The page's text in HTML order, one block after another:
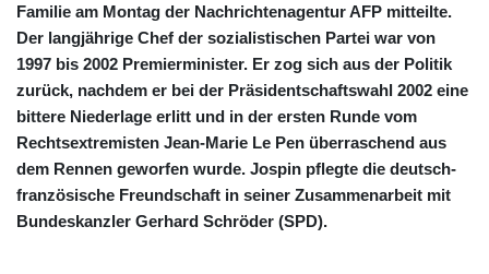
Familie am Montag der Nachrichtenagentur AFP mitteilte.
Der langjährige Chef der sozialistischen Partei war von
1997 bis 2002 Premierminister. Er zog sich aus der Politik
zurück, nachdem er bei der Präsidentschaftswahl 2002 eine
bittere Niederlage erlitt und in der ersten Runde vom
Rechtsextremisten Jean-Marie Le Pen überraschend aus
dem Rennen geworfen wurde. Jospin pflegte die deutsch-
französische Freundschaft in seiner Zusammenarbeit mit
Bundeskanzler Gerhard Schröder (SPD).